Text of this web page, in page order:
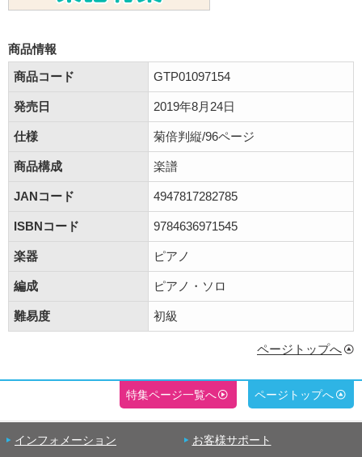
商品情報
商品コード
GTP01097154
発売日 2019年8月24日
仕様 菊倍判縦/96ページ
商品構成 楽譜
JANコード 4947817282785
ISBNコード 9784636971545
楽器 ピアノ
編成 ピアノ・ソロ
難易度 初級
ページトップへ
特集ページ一覧へ ページトップへ
インフォメーション お客様サポート